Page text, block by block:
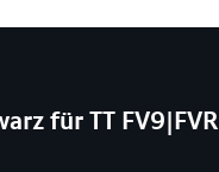
für TT FV9|FVR